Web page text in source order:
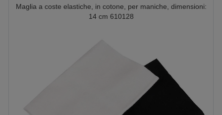
Maglia a coste elastiche, in cotone, per maniche, dimensioni:
14 cm 610128